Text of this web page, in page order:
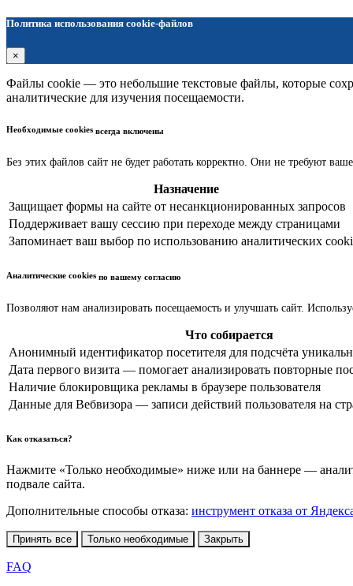
Политика использования cookie-файлов
×
Файлы cookie — это небольшие текстовые файлы, которые
аналитические для изучения посещаемости.
Необходимые cookies всегда включены
Без этих файлов сайт не будет работать корректно. Они не требуют
Назначение
Защищает формы на сайте от несанкционированных запросов
Поддерживает вашу сессию при переходе между страницами
Запоминает ваш выбор по использованию аналитических
Аналитические cookies по вашему согласию
Позволяют нам анализировать посещаемость и улучшать сайт.
Что собирается
Анонимный идентификатор посетителя для подсчёта
Дата первого визита — помогает анализировать повторные
Наличие блокировщика рекламы в браузере пользователя
Данные для Вебвизора — записи действий пользователя на
Как отказаться?
Нажмите «Только необходимые» ниже или на баннере —
подвале сайта.
Дополнительные способы отказа: инструмент отказа от
Принять все Только необходимые Закрыть
FAQ